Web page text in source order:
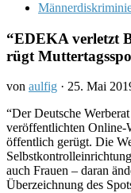
“EDEKA verletzt
rügt
von aulfig · 25. Mai
“Der Deutsche
veröffentlichten Online-
öffentlich gerügt. Die
auch Frauen – daran
Überzeichnung des